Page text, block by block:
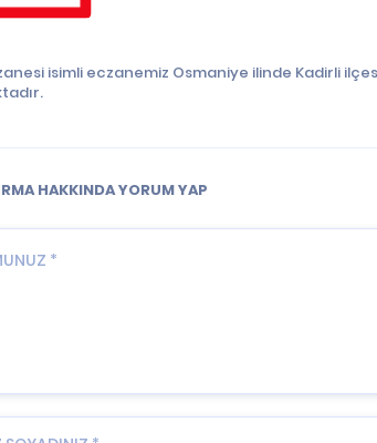
isimli eczanemiz Osmaniye ilinde Kadirli
HAKKINDA YORUM YAP